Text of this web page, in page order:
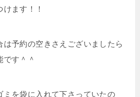
ます！！
は予約の空きさえございましたら
です＾＾
ミを袋に入れて下さっていたの